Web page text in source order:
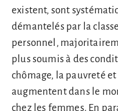
existent, sont
démantelés par la
personnel,
plus soumis à des
chômage, la pauvreté
augmentent dans le
chez les femmes. En